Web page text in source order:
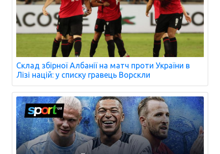
Склад збірної Албанії на матч проти України в
Лізі націй: у списку гравець Ворскли